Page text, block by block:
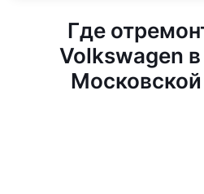
Где
Volkswagen